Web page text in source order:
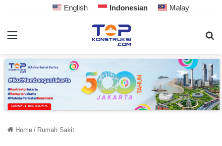
English Indonesian Malay
Home / Rumah Sakit